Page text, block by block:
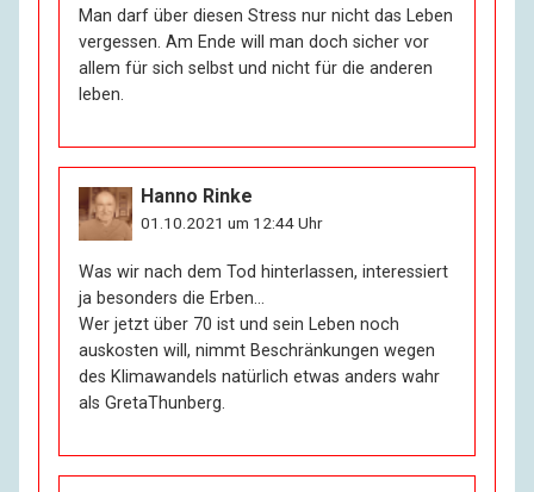
Man darf über diesen Stress nur nicht das Leben
vergessen. Am Ende will man doch sicher vor
allem für sich selbst und nicht für die anderen
leben.
Hanno Rinke
01.10.2021 um 12:44 Uhr
Was wir nach dem Tod hinterlassen, interessiert
ja besonders die Erben…
Wer jetzt über 70 ist und sein Leben noch
auskosten will, nimmt Beschränkungen wegen
des Klimawandels natürlich etwas anders wahr
als GretaThunberg.